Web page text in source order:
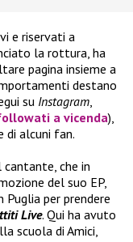
e riservati a
la rottura, ha
pagina insieme a
destano
su Instagram
a vicenda),
di alcuni fan.
cantante, che in
del suo EP,
per prendere
Live. Qui ha avuto
scuola di Amici,